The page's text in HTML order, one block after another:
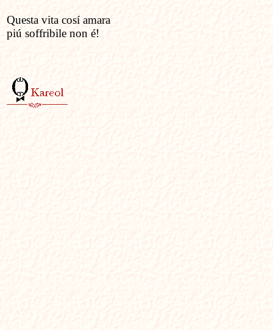
Questa vita cosí amara
piú soffribile non é!